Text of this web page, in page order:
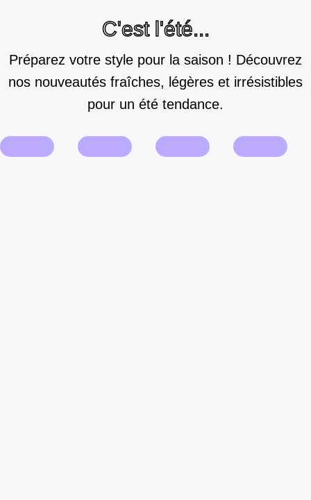
C'est l'été...
Préparez votre style pour la saison ! Découvrez
nos nouveautés fraîches, légères et irrésistibles
pour un été tendance.